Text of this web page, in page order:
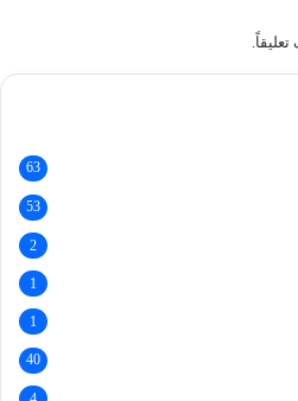
63
53
2
1
1
40